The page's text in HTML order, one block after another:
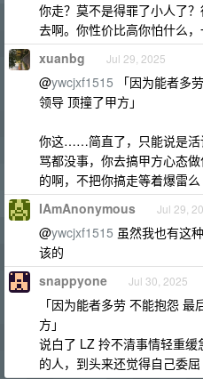
你走？莫不是得罪了小人了
去啊。你性价比高你怕什么，
xuanbg Jul 29, 2025
@ywcjxf1515 「因为能者多
领导 顶撞了甲方」
你这……简直了，只能说是活
骂都没事，你去搞甲方心态
的啊，不把你搞走等着爆雷么
IAmAnonymous Jul 29,
@ywcjxf1515 虽然我也有这
该的
snappyone Jul 30, 2025
「因为能者多劳 不能抱怨
方」
说白了 LZ 拎不清事情轻重
的人，到头来还觉得自己委屈